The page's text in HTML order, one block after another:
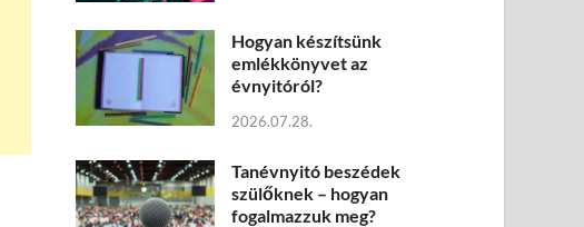
Hogyan készítsünk
emlékkönyvet az
évnyitóról?
2026.07.28.
Tanévnyitó beszédek
szülőknek – hogyan
fogalmazzuk meg?